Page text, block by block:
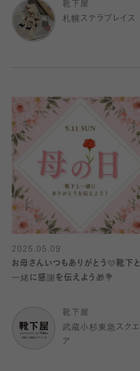
靴下屋
札幌ステラプレイス
2025.05.09
お母さんいつもありがとう🩷靴下と
一緒に感謝を伝えよう🎁💐
靴下屋
武蔵小杉東急スクエ
ア